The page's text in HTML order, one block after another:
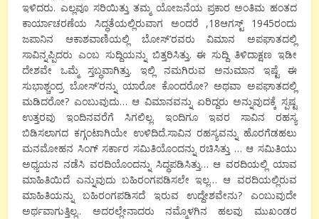
ಇಳಿದರು. ಎಲ್ಲವೂ ಸರಿಯಿತ್ತು ತಮ್ಮ ಯೋಜನೆಯ ಪ್ರಕಾರ ಅಂತಿಮ ಹಂತದ
ಕಾರ್ಯಾಚರಣೆಯ ಸಿದ್ಧತೆಯಲ್ಲಿರುವಾಗ ಅಂದರೆ ,18ಆಗಸ್ಟ್ 1945ರಂದು
ಜಪಾನಿನ ಆಕಾಶವಾಣಿಯಲ್ಲಿ ಬೋಸ್’ರವರು ವಿಮಾನ ಅಪಘಾತದಲ್ಲಿ
ಸಾವಿನ್ನಪ್ಪಿದರು ಎಂಬ ಸುದ್ದಿಯನ್ನು ಬಿತ್ತರಿಸಿತ್ತು. ಈ ಸುದ್ದಿ ತಿಳಿದಾಕ್ಷಣ ಇಡೀ
ದೇಶವೇ ಒಮ್ಮೆ ಸ್ತಬ್ಧವಾಗಿತ್ತು. ಇಲ್ಲಿ ನಮಗಿರುವ ಅನುಮಾನ ಇಷ್ಟೆ ಈ
ಸುಭಾಶ್ಚಂದ್ರ ಬೋಸ್’ರನ್ನು ಯಾರೋ ಕೊಂದರೋ? ಅಥವಾ ಅಪಘಾತದಲ್ಲಿ
ಮಡಿದರೋ? ಎಂಬುವುದು… ಆ ವಿಮಾನವನ್ನು ಏರಿದ್ದರು ಅನ್ನುವುದಕ್ಕೆ ಸ್ಪಷ್ಟ
ಉತ್ತರವು ಇಂದಿನವರೆಗೆ ಸಿಗಲಿಲ್ಲ. ಇಂದಿಗೂ ಇವರ ಸಾವಿನ ರಹಸ್ಯ
ಬಿಡಿಸಲಾಗದ ಕಗ್ಗಂಟಾಗಿಯೇ ಉಳಿದಿದೆ.ಸಾವಿನ ರಹಸ್ಯವನ್ನು ಹೊರಗೆಡಹಲು
ಮನಮೋಹನ ಸಿಂಗ್ ಸರ್ಕಾರ ಸಮಿತಿಯೊಂದನ್ನು ರಚಿಸಿತ್ತು … ಆ ಸಮಿತಿಯು
ಅಧ್ಯಯನ ನಡೆಸಿ ವರದಿಯೊಂದನ್ನು ಸಿದ್ಧಪಡಿಸಿತ್ತು… ಆ ವರದಿಯಲ್ಲಿ ಯಾವ
ಮಾಹಿತಿಯಿದೆ ಎನ್ನುವುದು ಬಹಿರಂಗಪಡಿಸಲೇ ಇಲ್ಲ… ಆ ವರದಿಯಲ್ಲಿರುವ
ಮಾಹಿತಿಯನ್ನು ಬಹಿರಂಗಪಡಿಸದೆ ಇರುವ ಉದ್ದೇಶವೇನು? ಎಂಬುವುದೇ
ಅರ್ಥವಾಗುತ್ತಿಲ್ಲ.. ಅದರಲ್ಲೇನಾದರು ನಮ್ಮೊಳಗಿನ ಹಲವು ಮುಖಂಡರ